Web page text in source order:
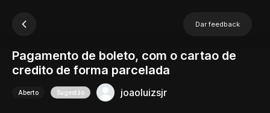
Dar feedback
Pagamento de boleto, com o cartao de
credito de forma parcelada
Aberto Sugestão joaoluizsjr